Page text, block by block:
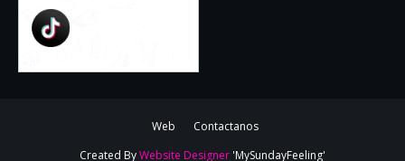
Web
Contactanos
Created ByWebsite Designer 'MySundayFeeling'